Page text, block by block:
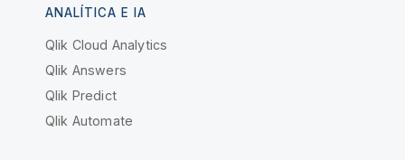
ANALÍTICA E IA
Qlik Cloud Analytics
Qlik Answers
Qlik Predict
Qlik Automate